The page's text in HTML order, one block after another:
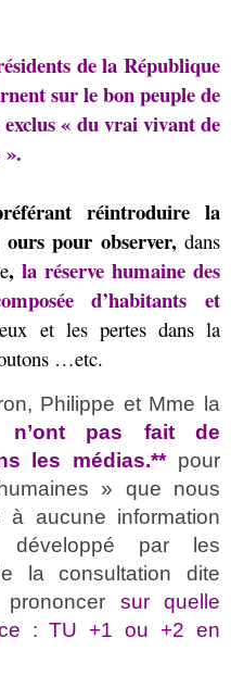
de la République
sur le bon peuple de
« du vrai vivant de
réintroduire la
pour observer, dans
,la réserve humaine des
d’habitants et
et les pertes dans la
…etc.
Philippe et Mme la
n’ont pas fait de
les médias.** pour
» que nous
à aucune information
par les
la consultation dite
sur quelle
: TU +1 ou +2 en